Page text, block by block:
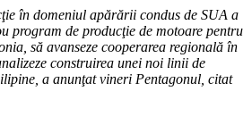
în domeniul apărării condus de SUA a
program de producţie de motoare pentru
să avanseze cooperarea regională în
construirea unei noi linii de
a anunţat vineri Pentagonul, citat